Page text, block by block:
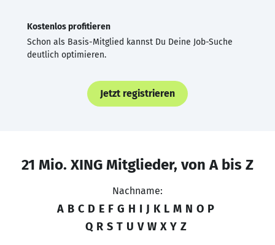
Kostenlos profitieren
Schon als Basis-Mitglied kannst Du Deine Job-Suche
deutlich optimieren.
Jetzt registrieren
21 Mio. XING Mitglieder, von A bis Z
Nachname:
A B C D E F G H I J K L M N O P
Q R S T U V W X Y Z